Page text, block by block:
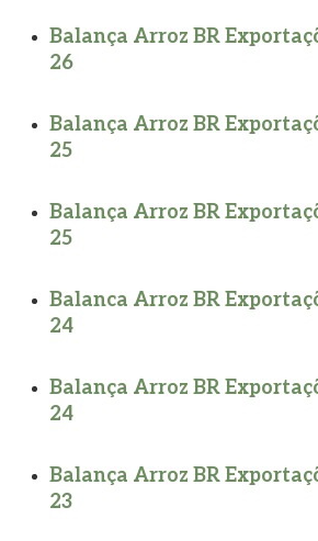
Balança Arroz BR
26
Balança Arroz BR
25
Balança Arroz BR
25
Balanca Arroz BR
24
Balança Arroz BR
24
Balança Arroz BR
23